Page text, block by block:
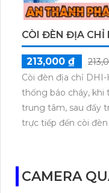
CÒI ĐÈN ĐỊA CHỈ
213,000 ₫
Còi đèn địa chỉ
thống báo cháy, khi
trung tâm, sau đấy
trực tiếp đến còi
CAMERA